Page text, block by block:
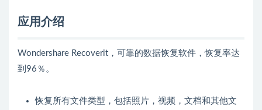
应用介绍
Wondershare Recoverit，可靠的数据恢复软件，恢复率达
到96％。
恢复所有文件类型，包括照片，视频，文档和其他文